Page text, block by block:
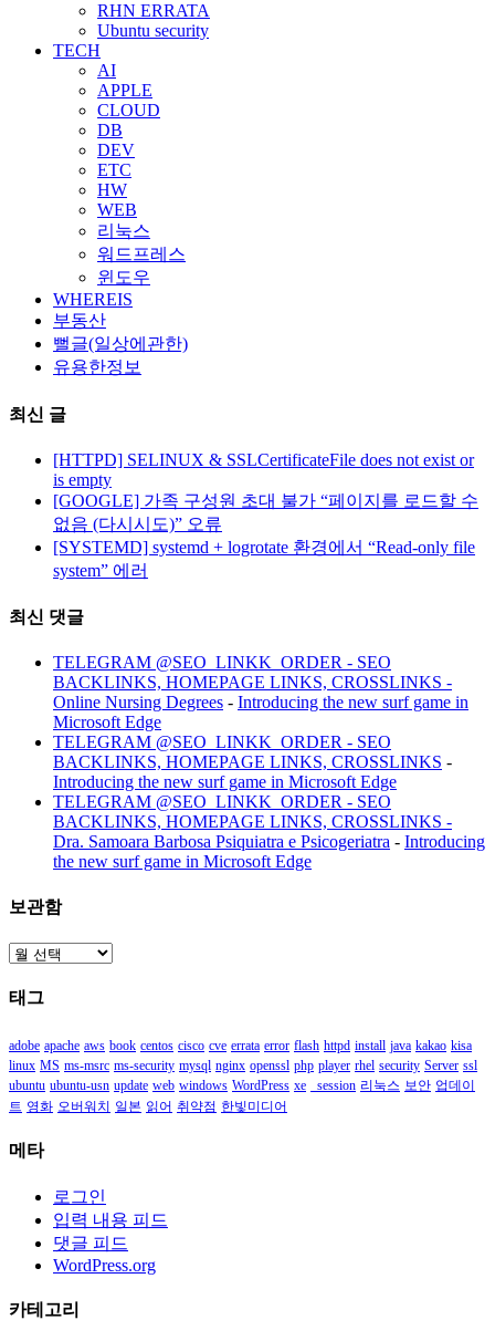
RHN ERRATA
Ubuntu security
TECH
AI
APPLE
CLOUD
DB
DEV
ETC
HW
WEB
리눅스
워드프레스
윈도우
WHEREIS
부동산
뻘글(일상에관한)
유용한정보
최신 글
[HTTPD] SELINUX & SSLCertificateFile does not exist or
is empty
[GOOGLE] 가족 구성원 초대 불가 “페이지를 로드할 수
없음 (다시시도)” 오류
[SYSTEMD] systemd + logrotate 환경에서 “Read-only file
system” 에러
최신 댓글
TELEGRAM @SEO_LINKK_ORDER - SEO
BACKLINKS, HOMEPAGE LINKS, CROSSLINKS -
Online Nursing Degrees - Introducing the new surf game in
Microsoft Edge
TELEGRAM @SEO_LINKK_ORDER - SEO
BACKLINKS, HOMEPAGE LINKS, CROSSLINKS -
Introducing the new surf game in Microsoft Edge
TELEGRAM @SEO_LINKK_ORDER - SEO
BACKLINKS, HOMEPAGE LINKS, CROSSLINKS -
Dra. Samoara Barbosa Psiquiatra e Psicogeriatra - Introducing
the new surf game in Microsoft Edge
보관함
보
함
태그
adobe apache aws book centos cisco cve errata error flash httpd install java kakao kisa
linux MS ms-msrc ms-security mysql nginx openssl php player rhel security Server ssl
ubuntu ubuntu-usn update web windows WordPress xe _session 리눅스 보안 업데이
트 영화 오버워치 일본 읽어 취약점 한빛미디어
메타
로그인
입력 내용 피드
댓글 피드
WordPress.org
카테고리